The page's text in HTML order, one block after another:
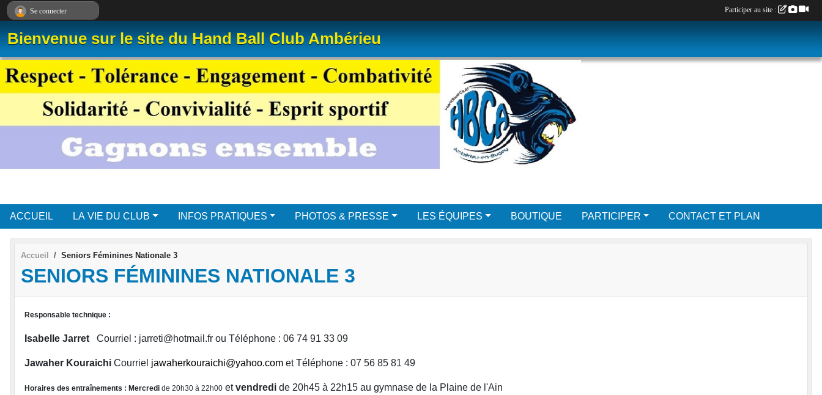
Bienvenue sur le site du Hand Ball Club Ambérieu
ACCUEIL LA VIE DU CLUB INFOS PRATIQUES PHOTOS & PRESSE LES ÉQUIPES BOUTIQUE PARTICIPER CONTACT ET PLAN
Accueil Seniors Féminines Nationale 3
SENIORS FÉMININES NATIONALE 3
Responsable technique :
Isabelle Jarret Courriel : jarreti@hotmail.fr ou Téléphone : 06 74 91 33 09
Jawaher Kouraichi Courriel jawaherkouraichi@yahoo.com et Téléphone : 07 56 85 81 49
Horaires des entraînements : Mercredi de 20h30 à 22h00 etvendredi de 20h45 à 22h15 au gymnase de la Plaine de l'Ain
Se connecter Participer au site :
Panneau de gestion des cookies